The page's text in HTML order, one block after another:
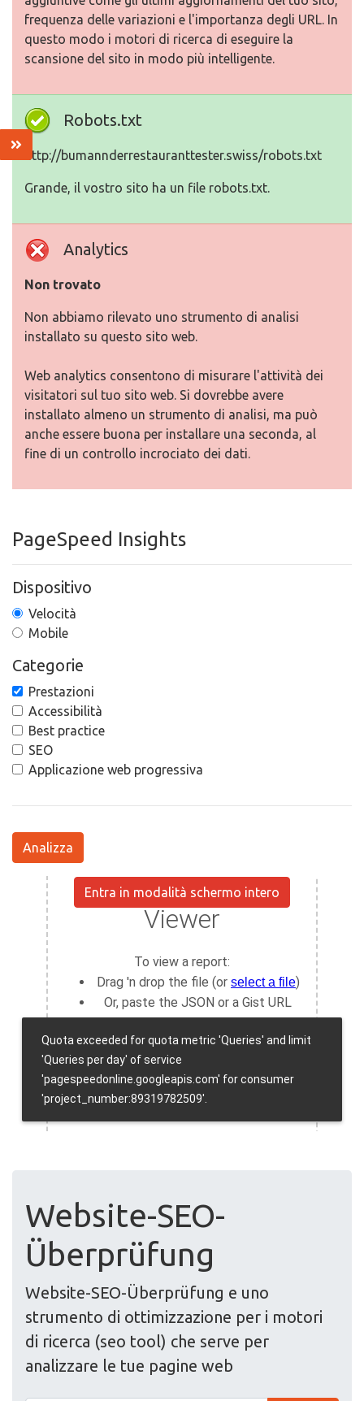
frequenza delle variazioni e l'importanza degli URL. In
questo modo i motori di ricerca di eseguire la
scansione del sito in modo più intelligente.
Robots.txt
http://bumannderrestauranttester.swiss/robots.txt
Grande, il vostro sito ha un file robots.txt.
Analytics
Non trovato
Non abbiamo rilevato uno strumento di analisi
installato su questo sito web.
Web analytics consentono di misurare l'attività dei
visitatori sul tuo sito web. Si dovrebbe avere
installato almeno un strumento di analisi, ma può
anche essere buona per installare una seconda, al
fine di un controllo incrociato dei dati.
PageSpeed Insights
Dispositivo
Velocità
Mobile
Categorie
Prestazioni
Accessibilità
Best practice
SEO
Applicazione web progressiva
Analizza
Entra in modalità schermo intero
Website-SEO-
Überprüfung
Website-SEO-Überprüfung e uno
strumento di ottimizzazione per i motori
di ricerca (seo tool) che serve per
analizzare le tue pagine web